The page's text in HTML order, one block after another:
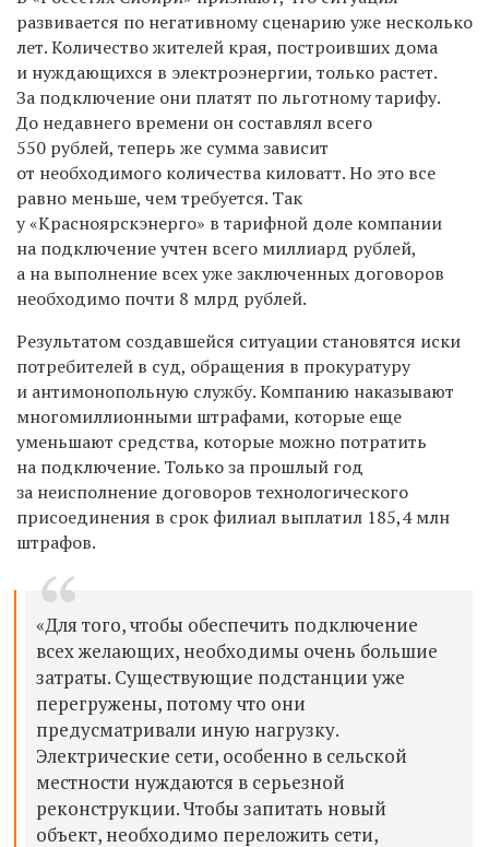
развивается по негативному сценарию уже несколько
лет. Количество жителей края, построивших дома
и нуждающихся в электроэнергии, только растет.
За подключение они платят по льготному тарифу.
До недавнего времени он составлял всего
550 рублей, теперь же сумма зависит
от необходимого количества киловатт. Но это все
равно меньше, чем требуется. Так
у «Красноярскэнерго» в тарифной доле компании
на подключение учтен всего миллиард рублей,
а на выполнение всех уже заключенных договоров
необходимо почти 8 млрд рублей.
Результатом создавшейся ситуации становятся иски
потребителей в суд, обращения в прокуратуру
и антимонопольную службу. Компанию наказывают
многомиллионными штрафами, которые еще
уменьшают средства, которые можно потратить
на подключение. Только за прошлый год
за неисполнение договоров технологического
присоединения в срок филиал выплатил 185,4 млн
штрафов.
«Для того, чтобы обеспечить подключение
всех желающих, необходимы очень большие
затраты. Существующие подстанции уже
перегружены, потому что они
предусматривали иную нагрузку.
Электрические сети, особенно в сельской
местности нуждаются в серьезной
реконструкции. Чтобы запитать новый
объект, необходимо переложить сети,